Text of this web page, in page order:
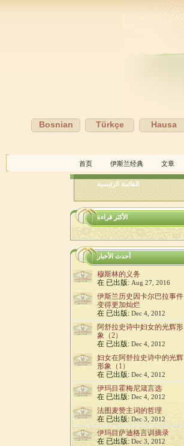
Hausa
Türkçe
Bosnian
首页 伊斯兰经典 文章
القائمة الرئيسية
الأكثر قراءة
أحدث الأخبار
穆斯林的义务
在 已出版: Aug 27, 2016
伊斯兰历史因卡尔巴拉事件
变得更加灿烂
在 已出版: Dec 4, 2012
阿舒拉史诗中妇女的光辉形
象（2）
在 已出版: Dec 4, 2012
妇女在阿舒拉史诗中的光辉
形象（1）
在 已出版: Dec 4, 2012
伊玛目霍梅尼箴言选
在 已出版: Dec 4, 2012
法图麦赞主词的哲理
在 已出版: Dec 3, 2012
伊玛目萨迪格言训摘录
在 已出版: Dec 3, 2012